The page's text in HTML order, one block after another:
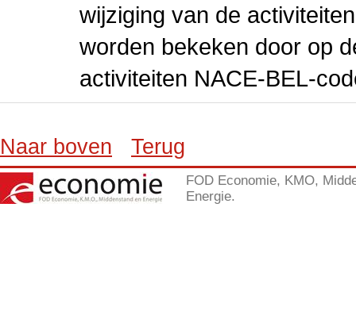
wijziging van de
worden bekeken door op
activiteiten NACE-BEL-
Naar boven Terug
FOD Economie, KMO,
Energie.